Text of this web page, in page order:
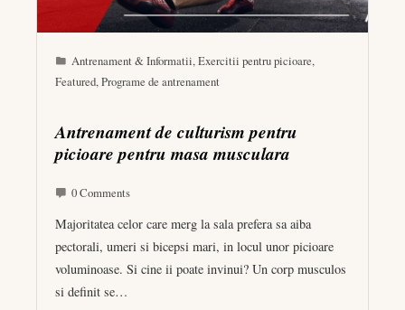
Antrenament & Informatii,Exercitii pentru picioare,
Featured,Programe de antrenament
Antrenament de culturism pentru
picioare pentru masa musculara
0 Comments
Majoritatea celor care merg la sala prefera sa aiba
pectorali, umeri si bicepsi mari, in locul unor picioare
voluminoase. Si cine ii poate invinui? Un corp musculos
si definit se…